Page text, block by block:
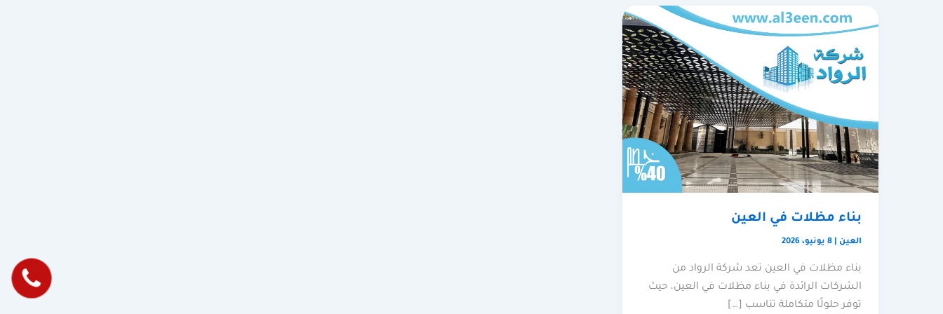
بناء مظلات في العين
العين 8 يونيو، 2026
بناء مظلات في العين تعد شركة الرواد من
الشركات الرائدة في بناء مظلات في العين، حيث
توفر حلولًا متكاملة تناسب […]